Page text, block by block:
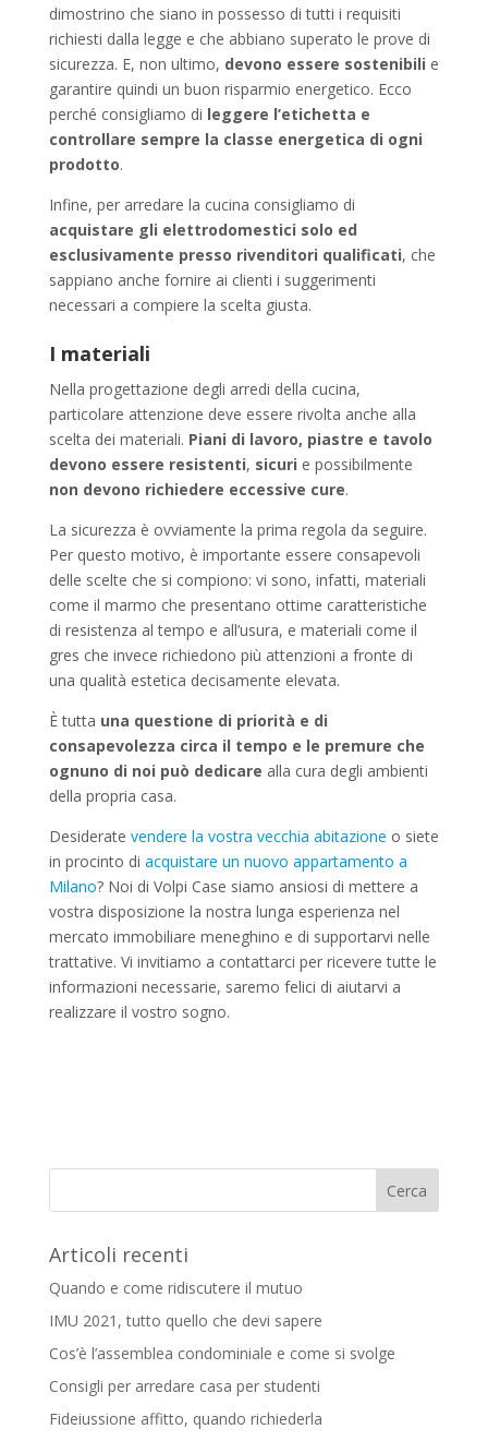
dimostrino che siano in possesso di tutti i requisiti
richiesti dalla legge e che abbiano superato le prove di
sicurezza. E, non ultimo, devono essere sostenibili e
garantire quindi un buon risparmio energetico. Ecco
perché consigliamo di leggere l’etichetta e
controllare sempre la classe energetica di ogni
prodotto.
Infine, per arredare la cucina consigliamo di
acquistare gli elettrodomestici solo ed
esclusivamente presso rivenditori qualificati, che
sappiano anche fornire ai clienti i suggerimenti
necessari a compiere la scelta giusta.
I materiali
Nella progettazione degli arredi della cucina,
particolare attenzione deve essere rivolta anche alla
scelta dei materiali. Piani di lavoro, piastre e tavolo
devono essere resistenti, sicuri e possibilmente
non devono richiedere eccessive cure.
La sicurezza è ovviamente la prima regola da seguire.
Per questo motivo, è importante essere consapevoli
delle scelte che si compiono: vi sono, infatti, materiali
come il marmo che presentano ottime caratteristiche
di resistenza al tempo e all’usura, e materiali come il
gres che invece richiedono più attenzioni a fronte di
una qualità estetica decisamente elevata.
È tutta una questione di priorità e di
consapevolezza circa il tempo e le premure che
ognuno di noi può dedicare alla cura degli ambienti
della propria casa.
Desiderate vendere la vostra vecchia abitazione o siete
in procinto di acquistare un nuovo appartamento a
Milano? Noi di Volpi Case siamo ansiosi di mettere a
vostra disposizione la nostra lunga esperienza nel
mercato immobiliare meneghino e di supportarvi nelle
trattative. Vi invitiamo a contattarci per ricevere tutte le
informazioni necessarie, saremo felici di aiutarvi a
realizzare il vostro sogno.
Articoli recenti
Quando e come ridiscutere il mutuo
IMU 2021, tutto quello che devi sapere
Cos’è l’assemblea condominiale e come si svolge
Consigli per arredare casa per studenti
Fideiussione affitto, quando richiederla